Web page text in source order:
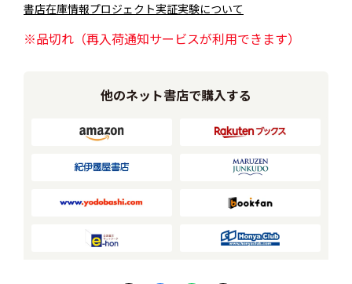
書店在庫情報プロジェクト実証実験について
※品切れ（再入荷通知サービスが利用できます）
他のネット書店で購入する